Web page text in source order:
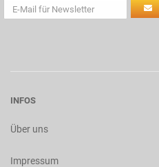
INFOS
Über uns
Impressum